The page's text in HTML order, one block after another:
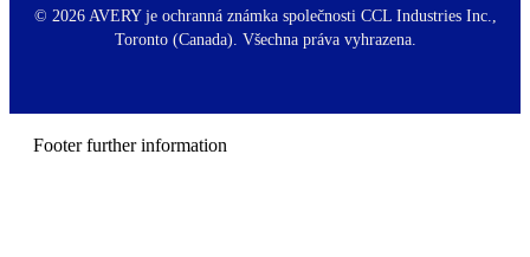
t
e
© 2026 AVERY je ochranná známka společnosti CCL Industries Inc.,
Toronto (Canada). Všechna práva vyhrazena.
Footer further information